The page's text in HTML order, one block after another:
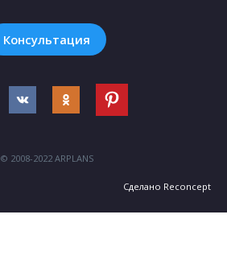
Консультация
© 2008-2022 ARPLANS
Сделано Reconcept